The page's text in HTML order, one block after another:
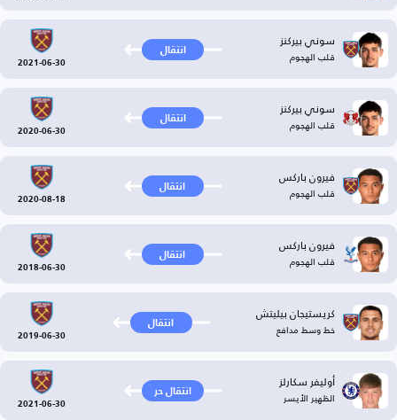
سوني بيركنز
قلب الهجوم انتقال
2021-06-30
سوني بيركنز
قلب الهجوم انتقال
2020-06-30
فيرون باركس
قلب الهجوم انتقال
2020-08-18
فيرون باركس
قلب الهجوم انتقال
2018-06-30
كريستيجان بيليتش
خط وسط مدافع انتقال
2019-06-30
أوليفر سكارلز
الظهير الأيسر انتقال حر
2021-06-30